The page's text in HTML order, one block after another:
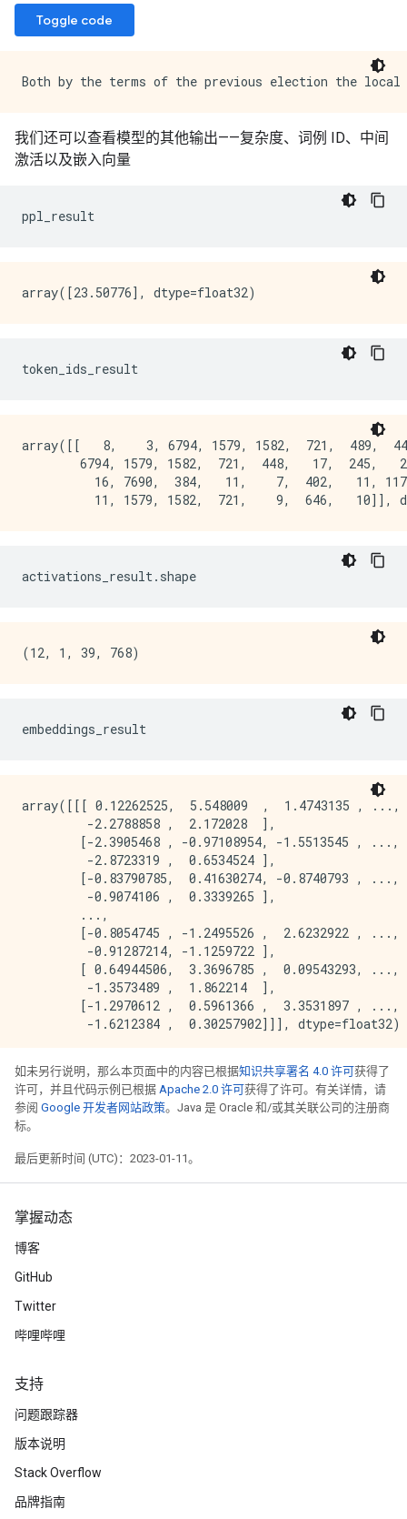
Toggle code
我们还可以查看模型的其他输出——复杂度、词例 ID、中间
激活以及嵌入向量
ppl_result
token_ids_result
array([[   8,    3, 6794, 1579, 1582,  721,  489,
6794, 1579, 1582,  721,  448,   17,  245,
16, 7690,  384,   11,    7,  402,   11,
activations_result. shape
embeddings_result
array([[[ 0.12262525,  5.548009  ,  1.4743135 , ...,
         -2.2788858 ,  2.172028  ],
[-2.3905468 , -0.97108954, -1.5513545 , ...,
         -2.8723319 ,  0.6534524 ],
[-0.83790785,  0.41630274, -0.8740793 , ...,
         -0.9074106 ,  0.3339265 ],
        ...,
[-0.8054745 , -1.2495526 ,  2.6232922 , ...,
         -0.91287214, -1.1259722 ],
[ 0.64944506,  3.3696785 ,  0.09543293, ...,
         -1.3573489 ,  1.862214  ],
[-1.2970612 ,  0.5961366 ,  3.3531897 , ...,
如未另行说明，那么本页面中的内容已根据知识共享署名 4.0 许可获得了
许可，并且代码示例已根据 Apache 2.0 许可获得了许可。有关详情，请
参阅 Google 开发者网站政策。Java 是 Oracle 和/或其关联公司的注册商
标。
最后更新时间 (UTC)：2023-01-11。
掌握动态
博客
GitHub
Twitter
哔哩哔哩
支持
问题跟踪器
版本说明
Stack Overflow
品牌指南